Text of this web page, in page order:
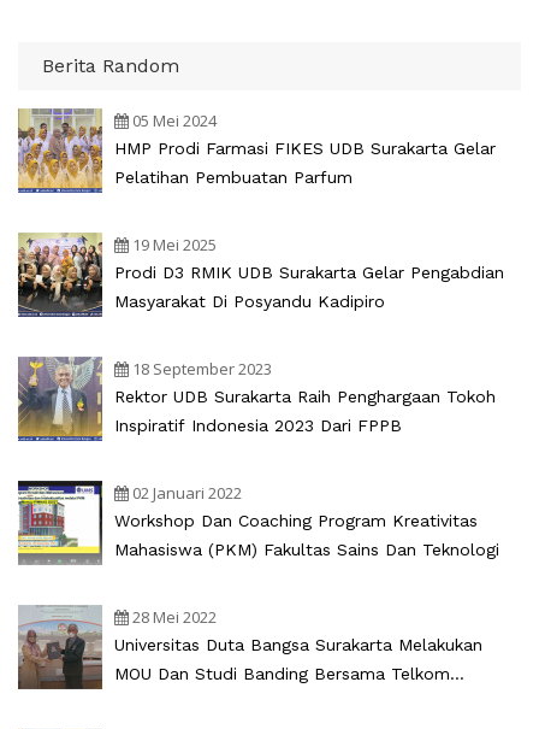
Berita Random
05 Mei 2024
HMP Prodi Farmasi FIKES UDB Surakarta Gelar
Pelatihan Pembuatan Parfum
19 Mei 2025
Prodi D3 RMIK UDB Surakarta Gelar Pengabdian
Masyarakat Di Posyandu Kadipiro
18 September 2023
Rektor UDB Surakarta Raih Penghargaan Tokoh
Inspiratif Indonesia 2023 Dari FPPB
02 Januari 2022
Workshop Dan Coaching Program Kreativitas
Mahasiswa (PKM) Fakultas Sains Dan Teknologi
28 Mei 2022
Universitas Duta Bangsa Surakarta Melakukan
MOU Dan Studi Banding Bersama Telkom